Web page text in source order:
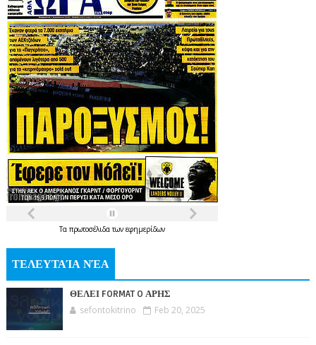
Τα πρωτοσέλιδατων εφημερίδων
ΤΕΛΕΥΤΑΊΑ ΝΈΑ
ΘΕΛΕΙ FORMAT O ΑΡΗΣ
sefontokitrino Feb 20, 2025